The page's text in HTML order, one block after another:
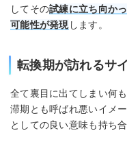
してその試練に立ち向か
可能性が発現します。
転換期が訪れるサ
全て裏目に出てしまい何
滞期とも呼ばれ悪いイメ
としての良い意味も持ち